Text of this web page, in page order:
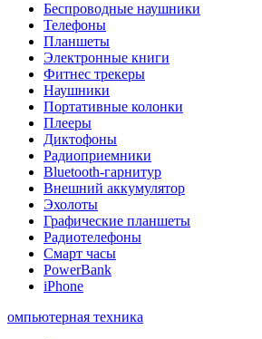
Беспроводные наушники
Телефоны
Планшеты
Электронные книги
Фитнес трекеры
Наушники
Портативные колонки
Плееры
Диктофоны
Радиоприемники
Bluetooth-гарнитур
Внешний аккумулятор
Эхолоты
Графические планшеты
Радиотелефоны
Смарт часы
PowerBank
iPhone
омпьютерная техника